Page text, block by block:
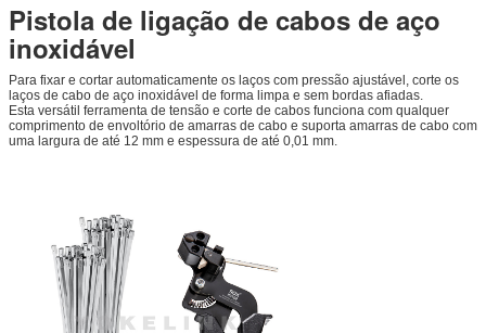
Pistola de ligação de cabos de aço
inoxidável
Para fixar e cortar automaticamente os laços com pressão ajustável, corte os
laços de cabo de aço inoxidável de forma limpa e sem bordas afiadas.
Esta versátil ferramenta de tensão e corte de cabos funciona com qualquer
comprimento de envoltório de amarras de cabo e suporta amarras de cabo com
uma largura de até 12 mm e espessura de até 0,01 mm.